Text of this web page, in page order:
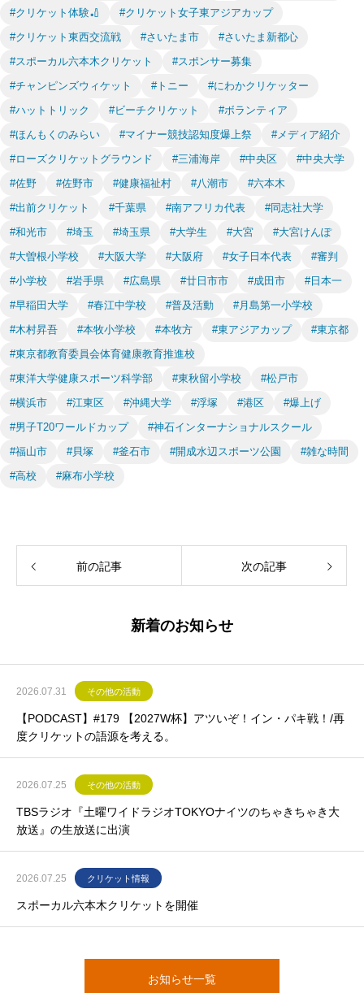
#クリケット体験🏏
#クリケット女子東アジアカップ
#クリケット東西交流戦
#さいたま市
#さいたま新都心
#スポーカル六本木クリケット
#スポンサー募集
#チャンピンズウィケット
#トニー
#にわかクリケッター
#ハットトリック
#ビーチクリケット
#ボランティア
#ほんもくのみらい
#マイナー競技認知度爆上祭
#メディア紹介
#ローズクリケットグラウンド
#三浦海岸 #中央区
#中央大学
#佐野
#佐野市 #健康福祉村 #八潮市
#六本木
#出前クリケット
#千葉県 #南アフリカ代表
#同志社大学
#和光市
#埼玉 #埼玉県 #大学生 #大宮
#大宮けんぽ
#大曽根小学校
#大阪大学 #大阪府 #女子日本代表
#審判
#小学校
#岩手県 #広島県 #廿日市市 #成田市
#日本一
#早稲田大学
#春江中学校 #普及活動
#月島第一小学校
#木村昇吾
#本牧小学校 #本牧方 #東アジアカップ
#東京都
#東京都教育委員会体育健康教育推進校
#東洋大学健康スポーツ科学部
#東秋留小学校
#松戸市
#横浜市
#江東区 #沖縄大学 #浮塚 #港区
#爆上げ
#男子T20ワールドカップ
#神石インターナショナルスクール
#福山市
#貝塚 #釜石市 #開成水辺スポーツ公園
#雑な時間
#高校
#麻布小学校
前の記事 次の記事
新着のお知らせ
2026.07.31 その他の活動
【PODCAST】#179 【2027W杯】アツいぞ！イン・パキ戦！/再
度クリケットの語源を考える。
2026.07.25 その他の活動
TBSラジオ『土曜ワイドラジオTOKYOナイツのちゃきちゃき大
放送』の生放送に出演
2026.07.25 クリケット情報
スポーカル六本木クリケットを開催
お知らせ一覧